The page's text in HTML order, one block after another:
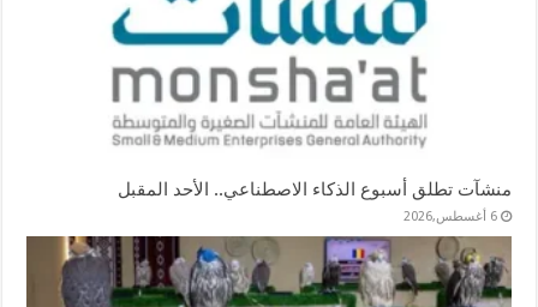
منشآت تطلق أسبوع الذكاء الاصطناعي.. الأحد المقبل
6 أغسطس,2026